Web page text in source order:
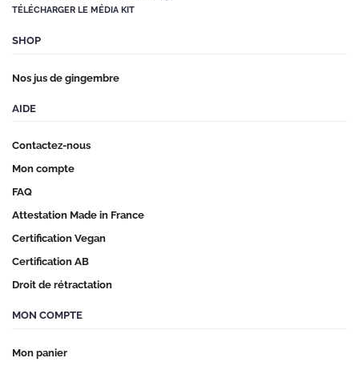
TÉLÉCHARGER LE MÉDIA KIT
SHOP
Nos jus de gingembre
AIDE
Contactez-nous
Mon compte
FAQ
Attestation Made in France
Certification Vegan
Certification AB
Droit de rétractation
MON COMPTE
Mon panier